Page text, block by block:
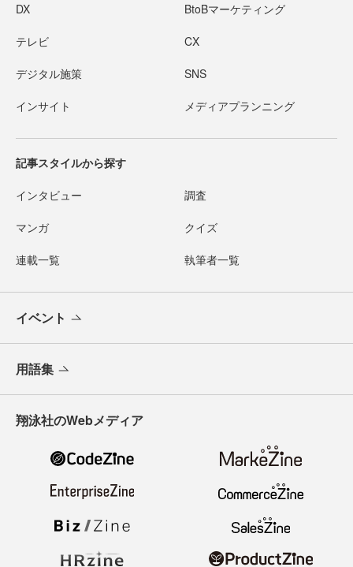
DX BtoBマーケティング
テレビ CX
デジタル施策 SNS
インサイト メディアプランニング
記事スタイルから探す
インタビュー 調査
マンガ クイズ
連載一覧 執筆者一覧
イベント
用語集
翔泳社のWebメディア